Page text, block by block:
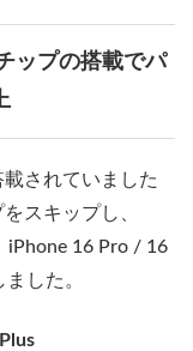
ップの搭載でパ
されていました
スキップし、
、iPhone 16 Pro / 16
した。